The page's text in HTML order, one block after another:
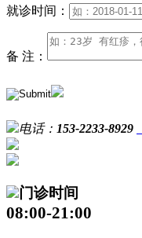
就诊时间：
备 注：
电话： 153-2233-8929
门诊时间
08:00-21:00